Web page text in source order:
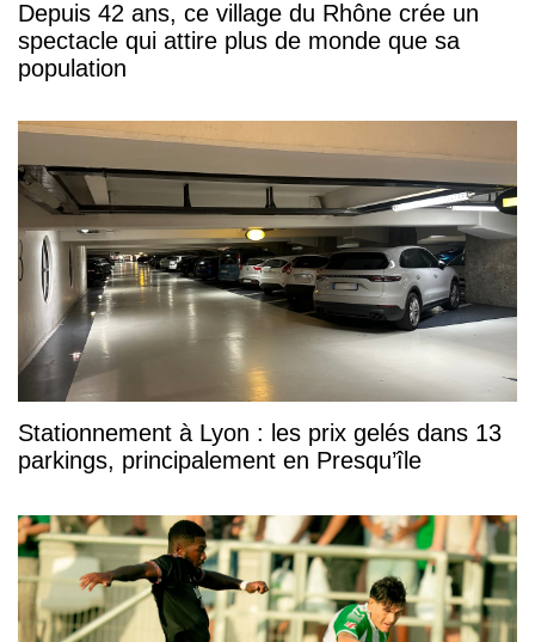
Depuis 42 ans, ce village du Rhône crée un
spectacle qui attire plus de monde que sa
population
Stationnement à Lyon : les prix gelés dans 13
parkings, principalement en Presqu’île